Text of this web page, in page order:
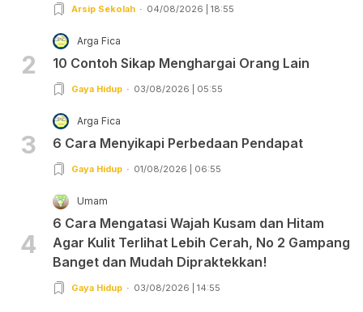
Arsip Sekolah 04/08/2026 | 18:55
2
Arga Fica
10 Contoh Sikap Menghargai Orang Lain
Gaya Hidup 03/08/2026 | 05:55
3
Arga Fica
6 Cara Menyikapi Perbedaan Pendapat
Gaya Hidup 01/08/2026 | 06:55
4
Umam
6 Cara Mengatasi Wajah Kusam dan Hitam
Agar Kulit Terlihat Lebih Cerah, No 2 Gampang
Banget dan Mudah Dipraktekkan!
Gaya Hidup 03/08/2026 | 14:55